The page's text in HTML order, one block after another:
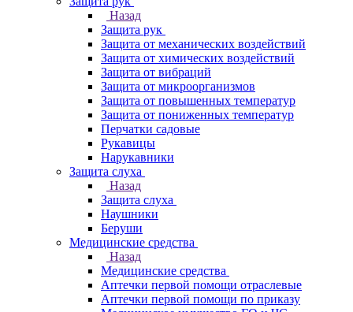
Назад
Защита рук
Защита от механических воздействий
Защита от химических воздействий
Защита от вибраций
Защита от микроорганизмов
Защита от повышенных температур
Защита от пониженных температур
Перчатки садовые
Рукавицы
Нарукавники
Защита слуха
Назад
Защита слуха
Наушники
Беруши
Медицинские средства
Назад
Медицинские средства
Аптечки первой помощи отраслевые
Аптечки первой помощи по приказу